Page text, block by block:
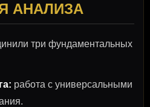
АНАЛИЗА
три фундаментальных
работа с универсальными